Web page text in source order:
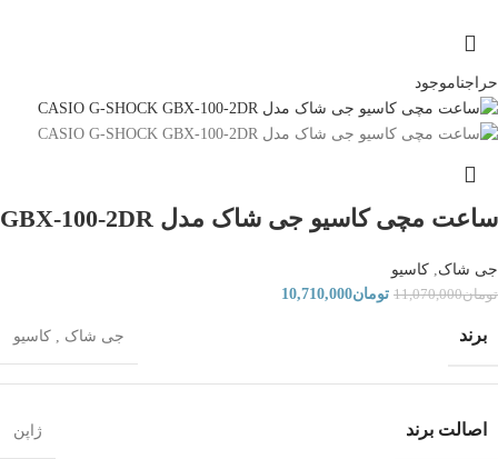
حراجناموجود
ساعت مچی کاسیو جی شاک مدل GBX-100-2DR
جی شاک کاسیو
تومان11,070,000 تومان10,710,000
برند جی شاک کاسیو
اصالت برند ژاپن